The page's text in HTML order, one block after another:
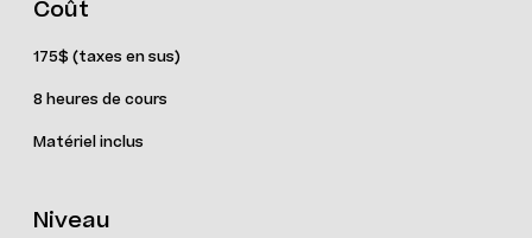
Coût
175$ (taxes en sus)
8 heures de cours
Matériel inclus
Niveau